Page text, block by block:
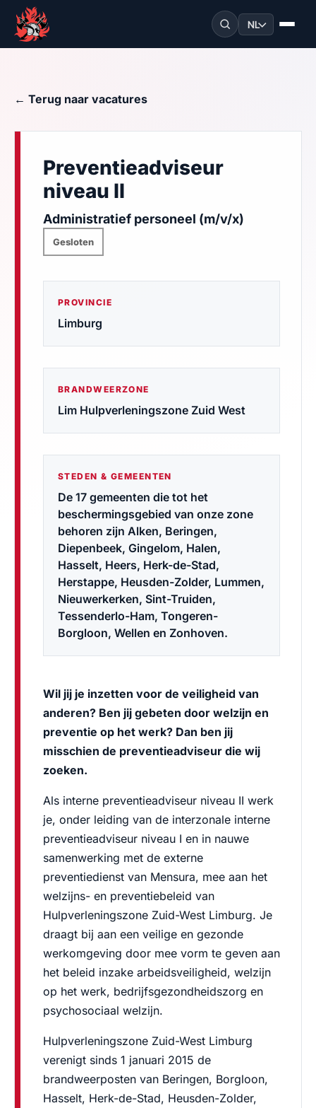
NL
← Terug naar vacatures
Preventieadviseur
niveau II
Administratief personeel (m/v/x)
Gesloten
PROVINCIE
Limburg
BRANDWEERZONE
Lim Hulpverleningszone Zuid West
STEDEN & GEMEENTEN
De 17 gemeenten die tot het
beschermingsgebied van onze zone
behoren zijn Alken, Beringen,
Diepenbeek, Gingelom, Halen,
Hasselt, Heers, Herk-de-Stad,
Herstappe, Heusden-Zolder, Lummen,
Nieuwerkerken, Sint-Truiden,
Tessenderlo-Ham, Tongeren-
Borgloon, Wellen en Zonhoven.
Wil jij je inzetten voor de veiligheid van
anderen? Ben jij gebeten door welzijn en
preventie op het werk? Dan ben jij
misschien de preventieadviseur die wij
zoeken.
Als interne preventieadviseur niveau II werk
je, onder leiding van de interzonale interne
preventieadviseur niveau I en in nauwe
samenwerking met de externe
preventiedienst van Mensura, mee aan het
welzijns- en preventiebeleid van
Hulpverleningszone Zuid-West Limburg. Je
draagt bij aan een veilige en gezonde
werkomgeving door mee vorm te geven aan
het beleid inzake arbeidsveiligheid, welzijn
op het werk, bedrijfsgezondheidszorg en
psychosociaal welzijn.
Hulpverleningszone Zuid-West Limburg
verenigt sinds 1 januari 2015 de
brandweerposten van Beringen, Borgloon,
Hasselt, Herk-de-Stad, Heusden-Zolder,